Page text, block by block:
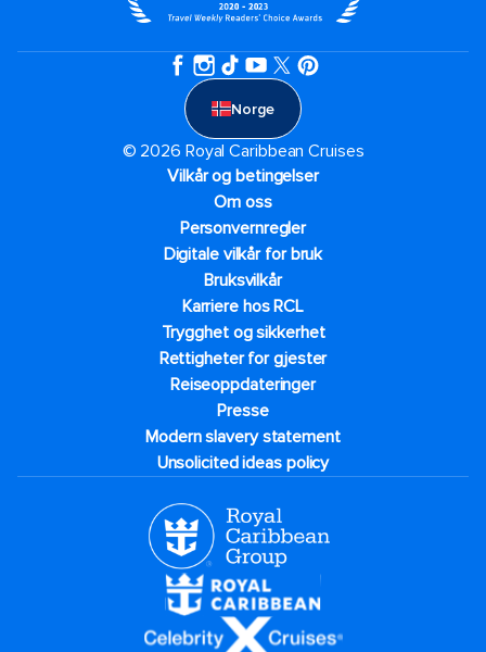
Norge
© 2026 Royal Caribbean Cruises
Vilkår og betingelser
Om oss
Personvernregler
Digitale vilkår for bruk
Bruksvilkår
Karriere hos RCL
Trygghet og sikkerhet​
Rettigheter for gjester
Reiseoppdateringer
Presse
Modern slavery statement
Unsolicited ideas policy